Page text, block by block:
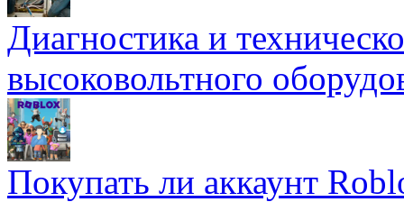
Диагностика и
высоковольтного
Покупать ли аккаунт